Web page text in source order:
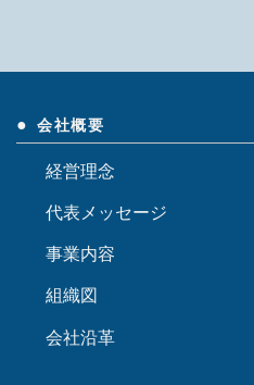
会社概要
経営理念
代表メッセージ
事業内容
組織図
会社沿革